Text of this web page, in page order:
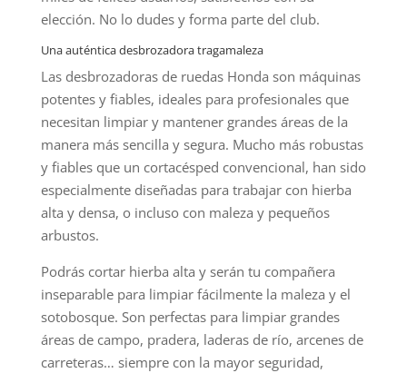
elección. No lo dudes y forma parte del club.
Una auténtica desbrozadora tragamaleza
Las desbrozadoras de ruedas Honda son máquinas
potentes y fiables, ideales para profesionales que
necesitan limpiar y mantener grandes áreas de la
manera más sencilla y segura. Mucho más robustas
y fiables que un cortacésped convencional, han sido
especialmente diseñadas para trabajar con hierba
alta y densa, o incluso con maleza y pequeños
arbustos.
Podrás cortar hierba alta y serán tu compañera
inseparable para limpiar fácilmente la maleza y el
sotobosque. Son perfectas para limpiar grandes
áreas de campo, pradera, laderas de río, arcenes de
carreteras… siempre con la mayor seguridad,